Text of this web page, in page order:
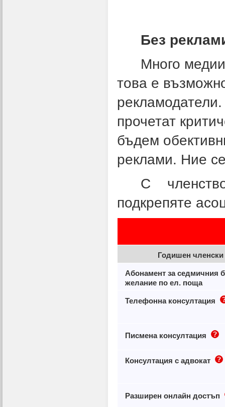
Без
Много
това е
прочетат
бъдем
реклами. Ние
С
подкрепяте
Годишен членски
Абонамент за седмичния
желание по ел. поща
Телефонна консултация
Писмена консултация
Консултация с адвокат
Разширен онлайн достъп